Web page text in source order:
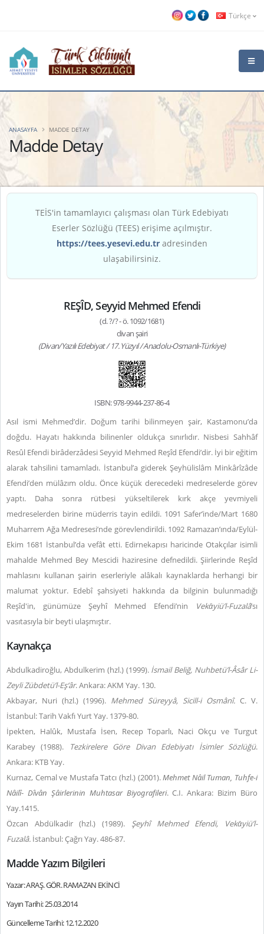
Türkçe
Madde Detay
ANASAYFA MADDE DETAY
TEİS'in tamamlayıcı çalışması olan Türk Edebiyatı
Eserler Sözlüğü (TEES) erişime açılmıştır.
https://tees.yesevi.edu.tr adresinden
ulaşabilirsiniz.
REŞÎD, Seyyid Mehmed Efendi
(d. ?/? - ö. 1092/1681)
divan şairi
(Divan/Yazılı Edebiyat / 17. Yüzyıl / Anadolu-Osmanlı-Türkiye)
ISBN: 978-9944-237-86-4
Asıl ismi Mehmed’dir. Doğum tarihi bilinmeyen şair, Kastamonu’da
doğdu. Hayatı hakkında bilinenler oldukça sınırlıdır. Nisbesi Sahhâf
Resûl Efendi birâderzâdesi Seyyid Mehmed Reşîd Efendi’dir. İyi bir eğitim
alarak tahsilini tamamladı. İstanbul’a giderek Şeyhülislâm Minkârîzâde
Efendi’den mülâzım oldu. Önce küçük derecedeki medreselerde görev
yaptı. Daha sonra rütbesi yükseltilerek kırk akçe yevmiyeli
medreselerden birine müderris tayin edildi. 1091 Safer’inde/Mart 1680
Muharrem Ağa Medresesi’nde görevlendirildi. 1092 Ramazan’ında/Eylül-
Ekim 1681 İstanbul’da vefât etti. Edirnekapısı haricinde Otakçılar isimli
mahalde Mehmed Bey Mescidi haziresine defnedildi. Şiirlerinde Reşîd
mahlasını kullanan şairin eserleriyle alâkalı kaynaklarda herhangi bir
malumat yoktur. Edebî şahsiyeti hakkında da bilginin bulunmadığı
Reşîd'in, günümüze Şeyhî Mehmed Efendi’nin
Vekᾱyiü’l-Fuzalâ’sı
vasıtasıyla bir beyti ulaşmıştır.
Kaynakça
Abdulkadiroğlu, Abdulkerim (hzl.) (1999). İsmail Beliğ, Nuhbetü’l-Âsâr Li-
Zeyli Zübdetü’l-Eş‘âr. Ankara: AKM Yay. 130.
Akbayar, Nuri (hzl.) (1996). Mehmed Süreyyâ, Sicill-i Osmânî.C. V.
İstanbul: Tarih Vakfı Yurt Yay. 1379-80.
İpekten, Halûk, Mustafa İsen, Recep Toparlı, Naci Okçu ve Turgut
Karabey (1988).
Tezkirelere Göre Divan Edebiyatı İsimler Sözlüğü.
Ankara: KTB Yay.
Kurnaz, Cemal ve Mustafa Tatcı (hzl.) (2001).Mehmet Nâil Tuman, Tuhfe-i
Nâilî- Dîvân Şâirlerinin Muhtasar Biyografileri. C.I. Ankara: Bizim Büro
Yay.1415.
Özcan Abdülkadir (hzl.) (1989). Şeyhî Mehmed Efendi, Vekᾱyiü’l-
Fuzalâ. İstanbul: Çağrı Yay. 486-87.
Madde Yazım Bilgileri
Yazar: ARAŞ. GÖR. RAMAZAN EKİNCİ
Yayın Tarihi: 25.03.2014
Güncelleme Tarihi: 12.12.2020